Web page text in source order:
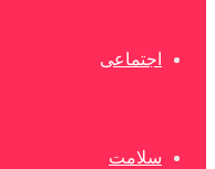
اجتماعی
سلامت